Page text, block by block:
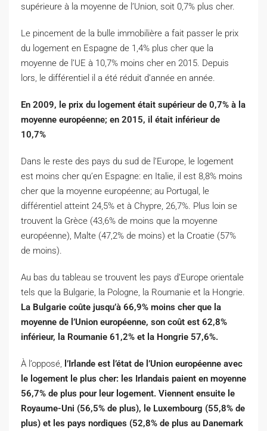
supérieure à la moyenne de l’Union, soit 0,7% plus cher.
Le pincement de la bulle immobilière a fait passer le prix
du logement en Espagne de 1,4% plus cher que la
moyenne de l’UE à 10,7% moins cher en 2015. Depuis
lors, le différentiel il a été réduit d’année en année.
En 2009, le prix du logement était supérieur de 0,7% à la
moyenne européenne; en 2015, il était inférieur de
10,7%
Dans le reste des pays du sud de l’Europe, le logement
est moins cher qu’en Espagne: en Italie, il est 8,8% moins
cher que la moyenne européenne; au Portugal, le
différentiel atteint 24,5% et à Chypre, 26,7%. Plus loin se
trouvent la Grèce (43,6% de moins que la moyenne
européenne), Malte (47,2% de moins) et la Croatie (57%
de moins).
Au bas du tableau se trouvent les pays d’Europe orientale
tels que la Bulgarie, la Pologne, la Roumanie et la Hongrie.
La Bulgarie coûte jusqu’à 66,9% moins cher que la
moyenne de l’Union européenne, son coût est 62,8%
inférieur, la Roumanie 61,2% et la Hongrie 57,6%.
À l’opposé,
l’Irlande est l’état de l’Union européenne avec
le logement le plus cher: les Irlandais paient en moyenne
56,7% de plus pour leur logement. Viennent ensuite le
Royaume-Uni (56,5% de plus), le Luxembourg (55,8% de
plus) et les pays nordiques (52,8% de plus au Danemark